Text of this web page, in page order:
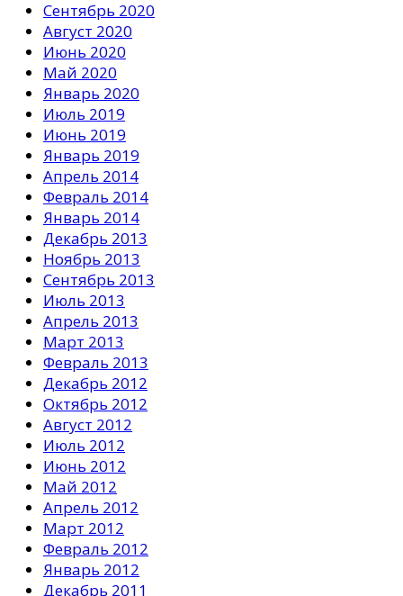
Сентябрь 2020
Август 2020
Июнь 2020
Май 2020
Январь 2020
Июль 2019
Июнь 2019
Январь 2019
Апрель 2014
Февраль 2014
Январь 2014
Декабрь 2013
Ноябрь 2013
Сентябрь 2013
Июль 2013
Апрель 2013
Март 2013
Февраль 2013
Декабрь 2012
Октябрь 2012
Август 2012
Июль 2012
Июнь 2012
Май 2012
Апрель 2012
Март 2012
Февраль 2012
Январь 2012
Декабрь 2011